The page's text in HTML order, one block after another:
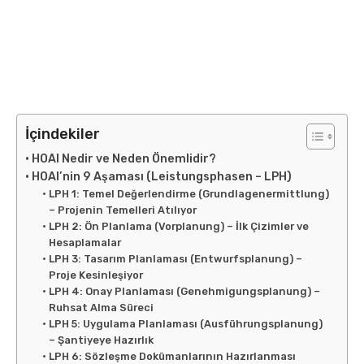
İçindekiler
HOAI Nedir ve Neden Önemlidir?
HOAI’nin 9 Aşaması (Leistungsphasen – LPH)
LPH 1: Temel Değerlendirme (Grundlagenermittlung)
– Projenin Temelleri Atılıyor
LPH 2: Ön Planlama (Vorplanung) – İlk Çizimler ve
Hesaplamalar
LPH 3: Tasarım Planlaması (Entwurfsplanung) –
Proje Kesinleşiyor
LPH 4: Onay Planlaması (Genehmigungsplanung) –
Ruhsat Alma Süreci
LPH 5: Uygulama Planlaması (Ausführungsplanung)
– Şantiyeye Hazırlık
LPH 6: Sözleşme Dokümanlarının Hazırlanması